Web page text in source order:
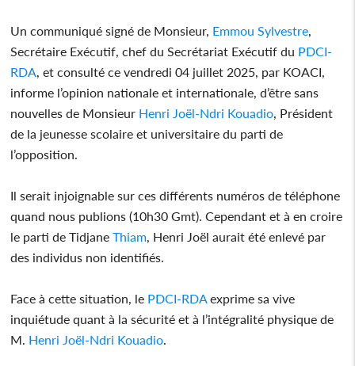
Un communiqué signé de Monsieur, Emmou Sylvestre,
Secrétaire Exécutif, chef du Secrétariat Exécutif du PDCI-
RDA, et consulté ce vendredi 04 juillet 2025, par KOACI,
informe l’opinion nationale et internationale, d’être sans
nouvelles de Monsieur Henri Joël-Ndri Kouadio, Président
de la jeunesse scolaire et universitaire du parti de
l’opposition.
Il serait injoignable sur ces différents numéros de téléphone
quand nous publions (10h30 Gmt). Cependant et à en croire
le parti de TidjaneThiam, Henri Joël aurait été enlevé par
des individus non identifiés.
Face à cette situation, le PDCI-RDAexprime sa vive
inquiétude quant à la sécurité et à l’intégralité physique de
M. Henri Joël-Ndri Kouadio.